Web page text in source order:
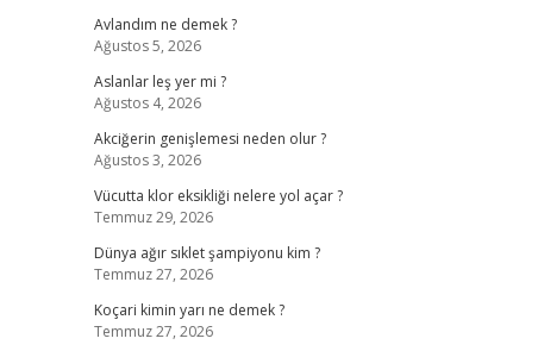
Avlandım ne demek ?
Ağustos 5, 2026
Aslanlar leş yer mi ?
Ağustos 4, 2026
Akciğerin genişlemesi neden olur ?
Ağustos 3, 2026
Vücutta klor eksikliği nelere yol açar ?
Temmuz 29, 2026
Dünya ağır sıklet şampiyonu kim ?
Temmuz 27, 2026
Koçari kimin yarı ne demek ?
Temmuz 27, 2026